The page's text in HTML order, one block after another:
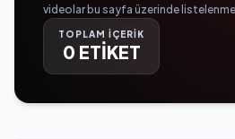
videolar bu sayfa üzerinde
TOPLAM İÇERİK
0 ETİKET